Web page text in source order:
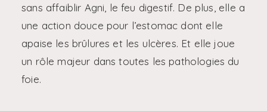
sans affaiblir Agni, le feu digestif. De plus, elle a
une action douce pour l’estomac dont elle
apaise les brûlures et les ulcères. Et elle joue
un rôle majeur dans toutes les pathologies du
foie.